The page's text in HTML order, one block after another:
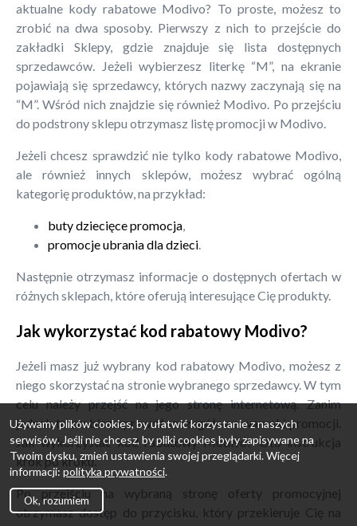
aktualne kody rabatowe Modivo? To proste, możesz to
zrobić na dwa sposoby. Pierwszy z nich to przejście do
zakładki Sklepy, gdzie znajduje się lista dostępnych
sprzedawców. Jeżeli wybierzesz literkę “M”, na ekranie
pojawiają się sprzedawcy, których nazwy zaczynają się na
“M”. Wśród nich znajdzie się również Modivo. Po przejściu
do podstrony sklepu otrzymasz listę promocji w Modivo.
Jeżeli chcesz sprawdzić nie tylko kody rabatowe Modivo,
ale również innych sklepów, możesz wybrać ogólną
kategorię produktów, na przykład:
buty dziecięce promocja,
promocje ubrania dla dzieci.
Następnie otrzymasz informacje o dostępnych ofertach w
różnych sklepach, które oferują interesujące Cię produkty.
Jak wykorzystać kod rabatowy Modivo?
Jeżeli masz już wybrany kod rabatowy Modivo, możesz z
niego skorzystać na stronie wybranego sprzedawcy. W tym
celu należy przejść na jego stronę internetową. Zanim
jednak to zrobisz, sprawdź szczegółowe warunki promocji.
Jak wykorzystać kod rabatowy Modivo? Oto instrukcja
krok po kroku.
Po przejściu na wybraną stronę oferty promocyjnej
otrzymasz dostęp do przycisku, który przekieruje Cię na
Używamy plików cookies, by ułatwić korzystanie z naszych
serwisów. Jeśli nie chcesz, by pliki cookies były zapisywane na
Twoim dysku, zmień ustawienia swojej przeglądarki. Więcej
informacji: polityka prywatności.
Ok, rozumiem